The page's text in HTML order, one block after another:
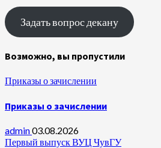
Задать вопрос декану
Возможно, вы пропустили
Приказы о зачислении
Приказы о зачислении
admin03.08.2026
Первый выпуск ВУЦ ЧувГУ